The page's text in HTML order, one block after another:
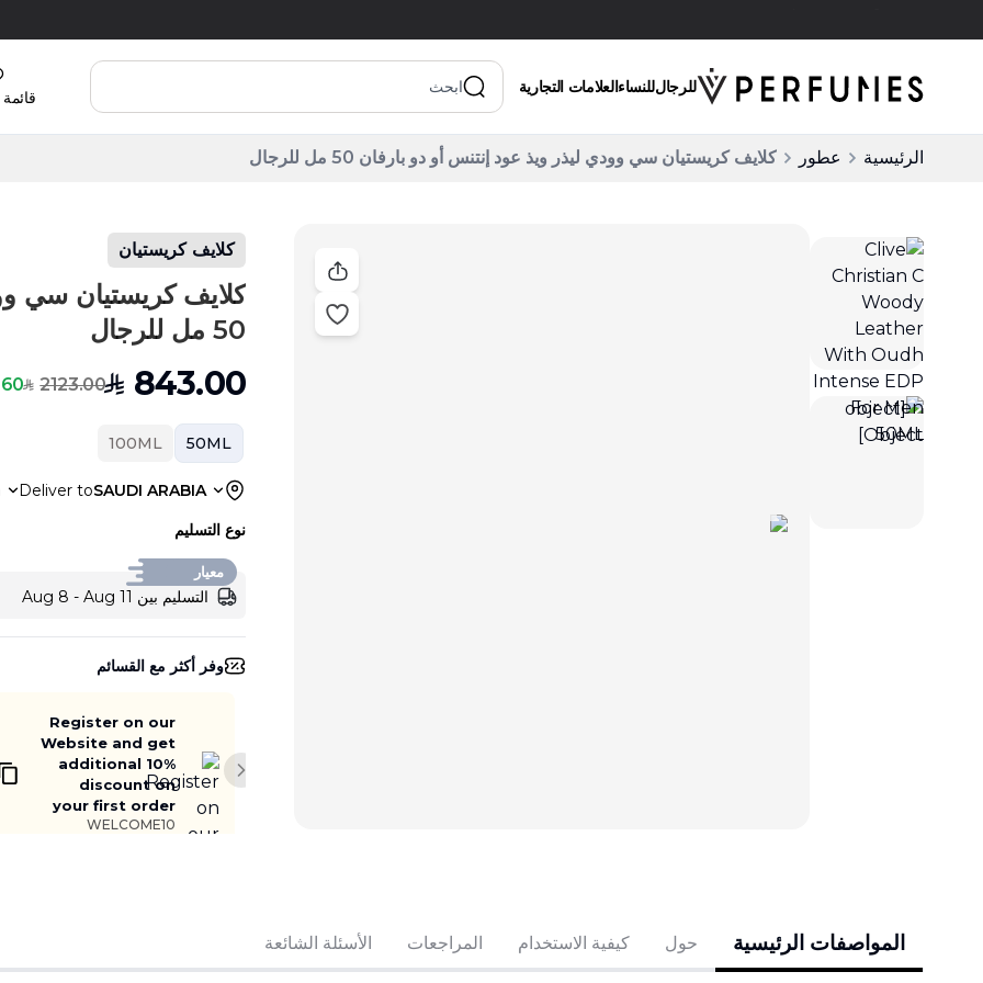
للرجالللنساءالعلامات التجارية
الرئيسية عطور كلايف كريستيان سي وودي ليذر ويذ عود إنتنس أو دو بارفان 50 مل للرجال
كلايف كريستيان
كلايف كريستيان سي
50 مل للرجال
SAR 843.00
SAR 2123.00
60 % Off
50ML
100ML
Deliver toSAUDI ARABIA
نوع التسليم
معيار
التسليم بين Aug 8 - Aug 11
وفر أكثر مع القسائم
Register on our
Website and get
additional 10%
discount on
your first order
WELCOME10
Next slide
المواصفات الرئيسية حول كيفية الاستخدام المراجعات الأسئلة الشائعة